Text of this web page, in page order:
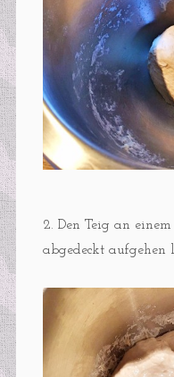
2. Den Teig an
abgedeckt aufgehen